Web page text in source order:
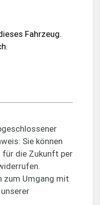
Sie können
für die Zukunft per
zum Umgang mit